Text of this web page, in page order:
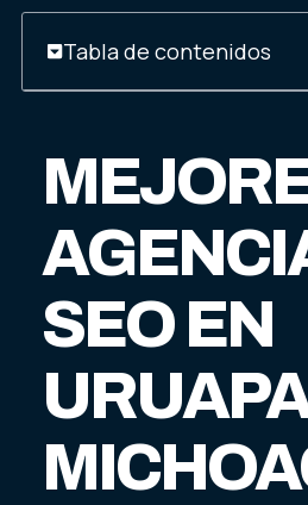
Tabla de contenidos
SEO EN